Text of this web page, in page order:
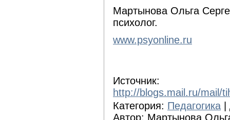
Мартынова Ольга
психолог.
www.psyonline.ru
Источник:
http://blogs.mail.ru/mail/
Категория: Педагогика
Автор: Мартынова